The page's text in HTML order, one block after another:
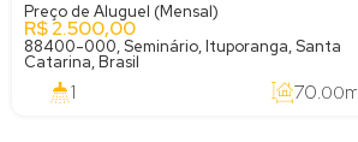
R$2.500,00
Preço de Aluguel (Mensal)
88400-000, Seminário, Ituporanga, Santa
Catarina, Brasil
1 70.00m²